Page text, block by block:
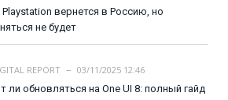
Playstation вернется в Россию, но
не будет
REPORT
03/11/2025 12:46
ли обновляться на One UI 8: полный гайд